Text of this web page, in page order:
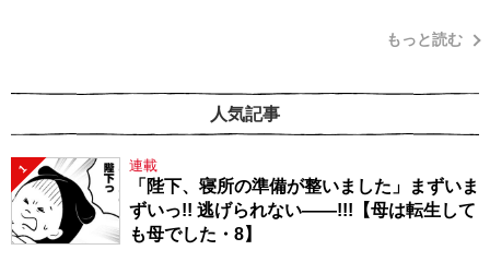
もっと読む
人気記事
1 連載
「陛下、寝所の準備が整いました」まずいま
ずいっ!! 逃げられない――!!!【母は転生して
も母でした・8】